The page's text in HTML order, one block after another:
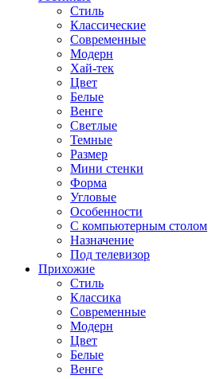
Стиль
Классические
Современные
Модерн
Хай-тек
Цвет
Белые
Венге
Светлые
Темные
Размер
Мини стенки
Форма
Угловые
Особенности
С компьютерным столом
Назначение
Под телевизор
Прихожие
Стиль
Классика
Современные
Модерн
Цвет
Белые
Венге